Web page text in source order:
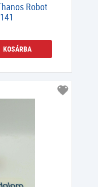
Robot
KOSÁRBA